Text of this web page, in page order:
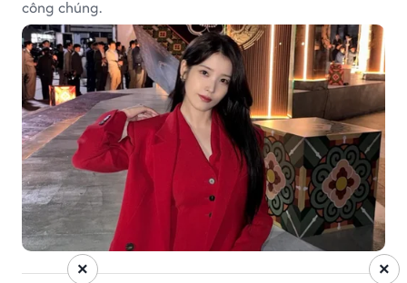
công chúng.
×
×